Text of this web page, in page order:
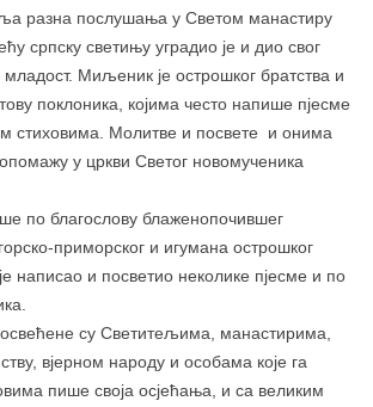
разна послушања у Светом манастиру
српску светињу уградио је и дио свог
младост. Миљеник је острошког братства и
поклоника, којима често напише пјесме
стиховима. Молитве и посвете и онима
у цркви Светог новомученика
по благослову блаженопочившег
приморског и игумана острошког
написао и посветио неколике пјесме и по
су Светитељима, манастирима,
вјерном народу и особама које га
пише своја осјећања, и са великим